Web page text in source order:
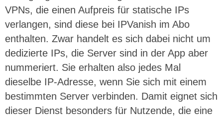
VPNs, die einen Aufpreis für statische IPs
verlangen, sind diese bei IPVanish im Abo
enthalten. Zwar handelt es sich dabei nicht um
dedizierte IPs, die Server sind in der App aber
nummeriert. Sie erhalten also jedes Mal
dieselbe IP-Adresse, wenn Sie sich mit einem
bestimmten Server verbinden. Damit eignet sich
dieser Dienst besonders für Nutzende, die eine